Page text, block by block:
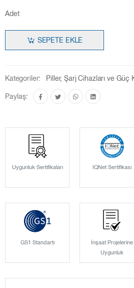
Adet
SEPETE EKLE
Kategoriler: Piller, Şarj Cihazları ve Güç
Paylaş:
Uygunluk Sertifikaları IQNet Sertifikası
GS1 Standartı
İnşaat Projelerine
Uygunluk